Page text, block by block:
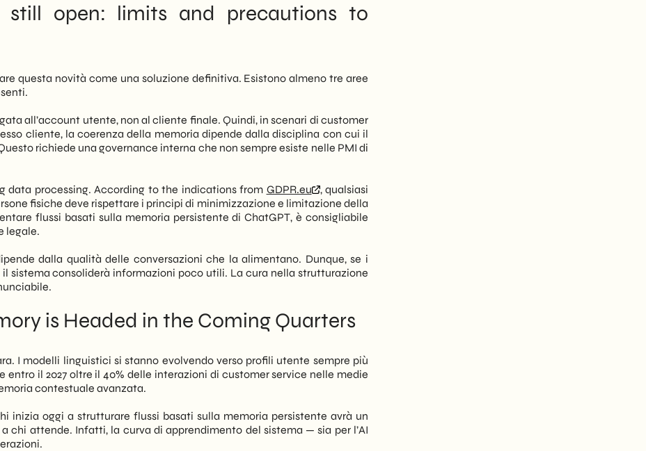
still open: limits and precautions to
questa novità come una soluzione definitiva. Esistono almeno tre aree
all’account utente, non al cliente finale. Quindi, in scenari di customer
cliente, la coerenza della memoria dipende dalla disciplina con cui il
richiede una governance interna che non sempre esiste nelle PMI di
data processing. According to the indications from GDPR.eu
, qualsiasi
fisiche deve rispettare i principi di minimizzazione e limitazione della
flussi basati sulla memoria persistente di ChatGPT, è consigliabile
legale.
dalla qualità delle conversazioni che la alimentano. Dunque, se i
sistema consoliderà informazioni poco utili. La cura nella strutturazione
is Headed in the Coming Quarters
I modelli linguistici si stanno evolvendo verso profili utente sempre più
entro il 2027 oltre il 40% delle interazioni di customer service nelle medie
contestuale avanzata.
inizia oggi a strutturare flussi basati sulla memoria persistente avrà un
chi attende. Infatti, la curva di apprendimento del sistema — sia per l’AI